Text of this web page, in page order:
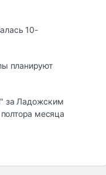
10-
планируют
за Ладожским
месяца